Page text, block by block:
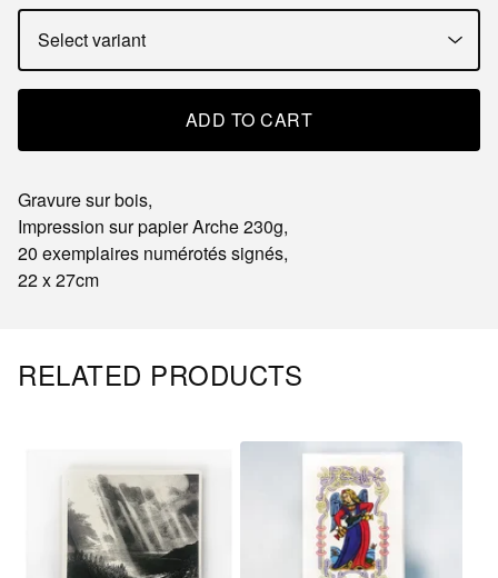
ADD TO CART
Gravure sur bois,
Impression sur papier Arche 230g,
20 exemplaires numérotés signés,
22 x 27cm
RELATED PRODUCTS